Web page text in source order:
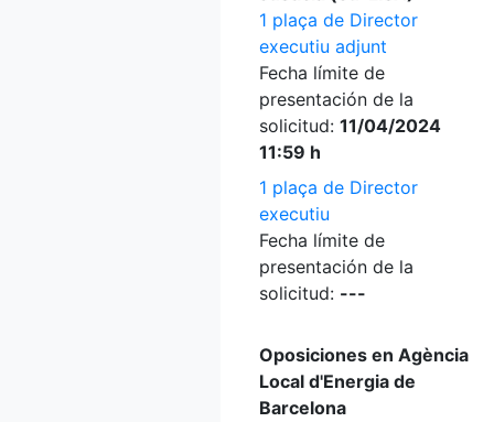
1 plaça de Director
executiu adjunt
Fecha límite de
presentación de la
solicitud: 11/04/2024
11:59 h
1 plaça de Director
executiu
Fecha límite de
presentación de la
solicitud: ---
Oposiciones en Agència
Local d'Energia de
Barcelona